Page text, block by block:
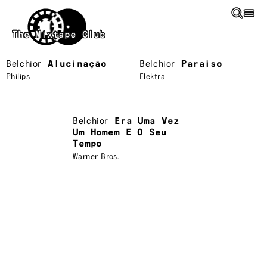
Skip to main content
The Mixtape Club
Belchior Alucinação
Philips
Belchior Paraiso
Elektra
Belchior
Era Uma Vez
Um Homem E O Seu
Tempo
Warner Bros.